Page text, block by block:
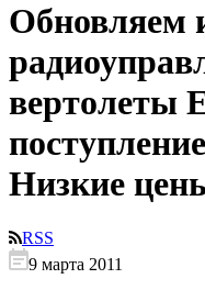
Обновляем
вертолеты
Низкие
RSS
9 марта 2011